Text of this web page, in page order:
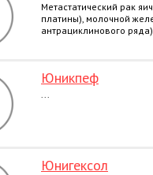
Метастатический рак
платины), молочной
антрациклинового
Юникпеф
...
Юнигексол